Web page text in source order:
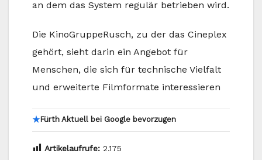
an dem das System regulär betrieben wird.
Die KinoGruppeRusch, zu der das Cineplex
gehört, sieht darin ein Angebot für
Menschen, die sich für technische Vielfalt
und erweiterte Filmformate interessieren
★Fürth Aktuell bei Google bevorzugen
Artikelaufrufe: 2.175